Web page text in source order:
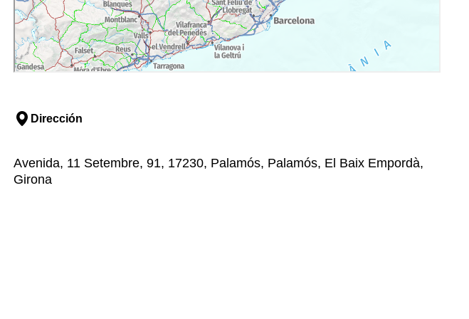
Dirección
Avenida, 11 Setembre, 91, 17230, Palamós, Palamós, El Baix Empordà,
Girona